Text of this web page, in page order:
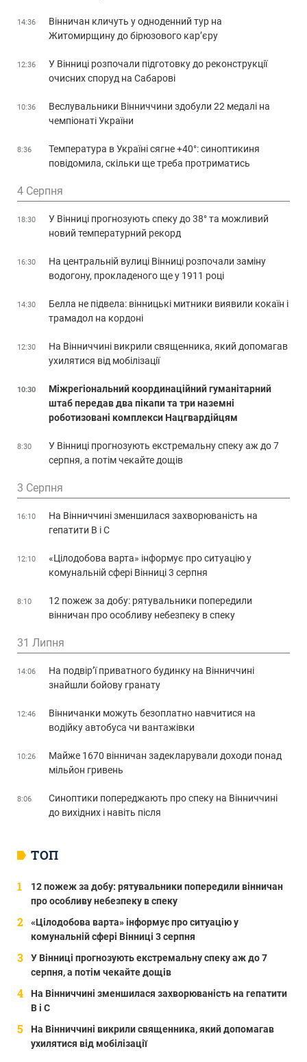
ТОП
12 пожеж за добу: рятувальники попередили вінничан
про особливу небезпеку в спеку
«Цілодобова варта» інформує про ситуацію у
комунальній сфері Вінниці 3 серпня
У Вінниці прогнозують екстремальну спеку аж до 7
серпня, а потім чекайте дощів
На Вінниччині зменшилася захворюваність на гепатити
В і С
На Вінниччині викрили священника, який допомагав
ухилятися від мобілізації
14:36
Вінничан кличуть у одноденний тур на
Житомирщину до бірюзового кар’єру
12:36
У Вінниці розпочали підготовку до реконструкції
очисних споруд на Сабарові
10:36
Веслувальники Вінниччини здобули 22 медалі на
чемпіонаті України
8:36
Температура в Україні сягне +40°: синоптикиня
повідомила, скільки ще треба протриматись
4 Серпня
18:30
У Вінниці прогнозують спеку до 38° та можливий
новий температурний рекорд
16:30
На центральній вулиці Вінниці розпочали заміну
водогону, прокладеного ще у 1911 році
14:30
Белла не підвела: вінницькі митники виявили кокаїн і
трамадол на кордоні
12:30
На Вінниччині викрили священника, який допомагав
ухилятися від мобілізації
10:30
Міжрегіональний координаційний гуманітарний
штаб передав два пікапи та три наземні
роботизовані комплекси Нацгвардійцям
8:30
У Вінниці прогнозують екстремальну спеку аж до 7
серпня, а потім чекайте дощів
3 Серпня
16:10
На Вінниччині зменшилася захворюваність на
гепатити В і С
12:10
«Цілодобова варта» інформує про ситуацію у
комунальній сфері Вінниці 3 серпня
8:10
12 пожеж за добу: рятувальники попередили
вінничан про особливу небезпеку в спеку
31 Липня
14:06
На подвір’ї приватного будинку на Вінниччині
знайшли бойову гранату
12:46
Вінничанки можуть безоплатно навчитися на
водійку автобуса чи вантажівки
10:26
Майже 1670 вінничан задекларували доходи понад
мільйон гривень
8:06
Синоптики попереджають про спеку на Вінниччині
до вихідних і навіть після